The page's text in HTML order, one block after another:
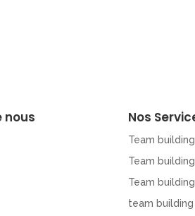
nous Nos
Team
Team
Team
team building